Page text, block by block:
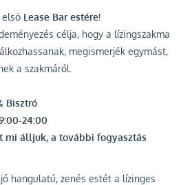
első Lease Bar estére!
célja, hogy a lízingszakma
megismerjék egymást,
a szakmáról.
Bisztró
24:00
mi álljuk, a további fogyasztás
hangulatú, zenés estét a lízinges